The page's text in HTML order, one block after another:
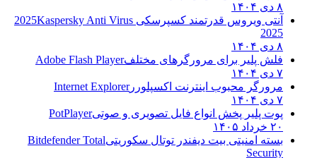
ویروس قدرتمند کسپرسکی 2025Kaspersky Anti Virus
پلیر برای مرورگرهای مختلفAdobe Flash Player
محبوب اینترنت اکسپلورر Internet Explorer
پلیر پخش انواع فایل تصویری و صوتیPotPlayer
امنیتی بیت دیفندر توتال سکوریتی Bitdefender Total